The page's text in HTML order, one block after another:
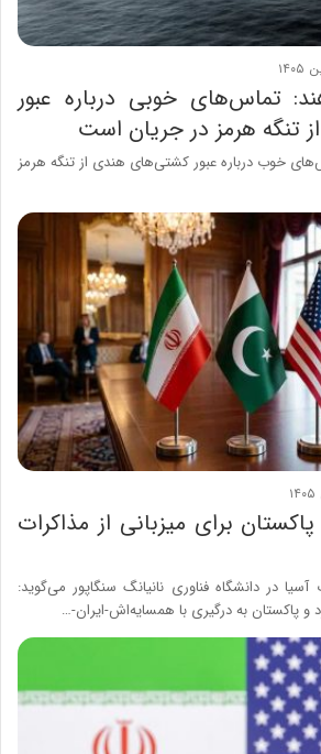
تماس‌های خوبی درباره عبور
تنگه هرمز در جریان است
خوب درباره عبور کشتی‌های هندی از تنگه هرمز
برای میزبانی از مذاکرات
در دانشگاه فناوری نانیانگ سنگاپور می‌گوید:
پاکستان به درگیری با همسایه‌اش-ایران-…